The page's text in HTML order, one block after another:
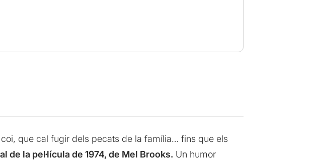
que cal fugir dels pecats de la família… fins que els
de la pel·lícula de 1974, de Mel Brooks. Un humor